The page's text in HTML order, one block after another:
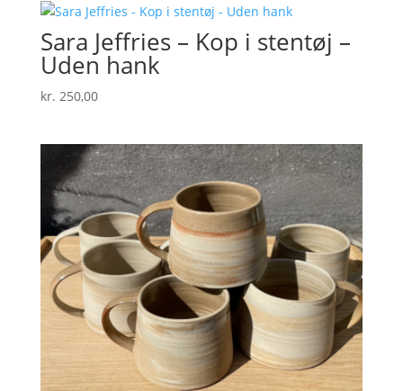
Sara Jeffries – Kop i stentøj –
Uden hank
kr. 250,00